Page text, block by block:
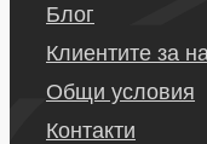
Блог
Клиентите за
Общи условия
Контакти